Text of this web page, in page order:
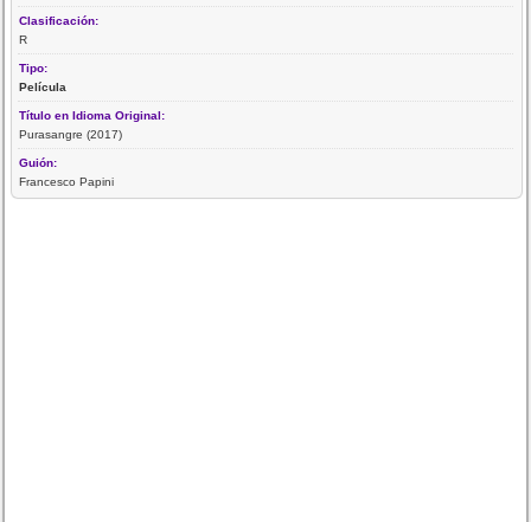
Clasificación:
R
Tipo:
Película
Título en Idioma Original:
Purasangre (2017)
Guión:
Francesco Papini